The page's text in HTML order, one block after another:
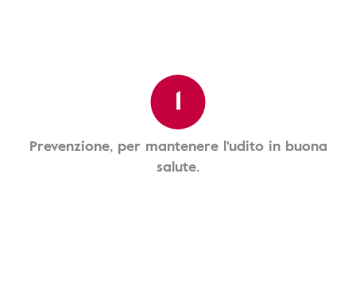
1
Prevenzione, per mantenere l'udito in buona
salute.